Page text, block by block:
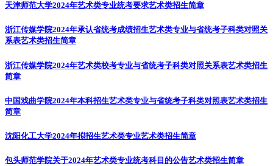
天津师范大学2024年艺术类专业统考要求艺术类招生简章
浙江传媒学院2024年承认省统考成绩招生艺术类专业与省统考子科类对照关
系表艺术类招生简章
浙江传媒学院2024年艺术类校考专业与省统考子科类对照关系表艺术类招生
简章
中国戏曲学院2024年本科招生艺术类专业与省统考子科类对照表艺术类招生
简章
沈阳化工大学2024年拟招生艺术类专业艺术类招生简章
包头师范学院关于2024年艺术类专业统考科目的公告艺术类招生简章